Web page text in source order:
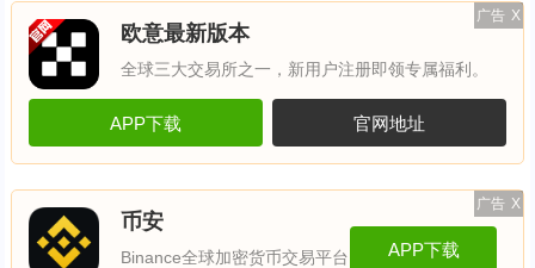
广告 X
欧意最新版本
全球三大交易所之一，新用户注册即领专属福利。
APP下载 官网地址
广告 X
币安
Binance全球加密货币交易平台 APP下载